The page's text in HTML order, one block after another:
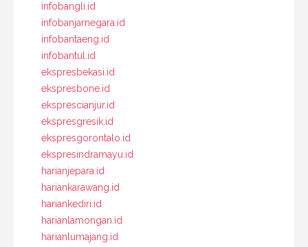
infobangli.id
infobanjarnegara.id
infobantaeng.id
infobantul.id
ekspresbekasi.id
ekspresbone.id
eksprescianjur.id
ekspresgresik.id
ekspresgorontalo.id
ekspresindramayu.id
harianjepara.id
hariankarawang.id
hariankediri.id
harianlamongan.id
harianlumajang.id